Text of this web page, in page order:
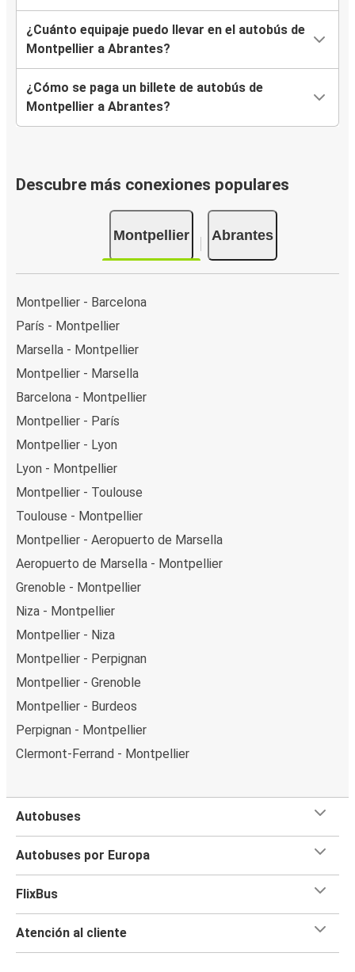
¿Cuánto equipaje puedo llevar en el autobús de
Montpellier a Abrantes?
¿Cómo se paga un billete de autobús de
Montpellier a Abrantes?
Descubre más conexiones populares
Montpellier Abrantes
Montpellier - Barcelona
París - Montpellier
Marsella - Montpellier
Montpellier - Marsella
Barcelona - Montpellier
Montpellier - París
Montpellier - Lyon
Lyon - Montpellier
Montpellier - Toulouse
Toulouse - Montpellier
Montpellier - Aeropuerto de Marsella
Aeropuerto de Marsella - Montpellier
Grenoble - Montpellier
Niza - Montpellier
Montpellier - Niza
Montpellier - Perpignan
Montpellier - Grenoble
Montpellier - Burdeos
Perpignan - Montpellier
Clermont-Ferrand - Montpellier
Autobuses
Autobuses por Europa
FlixBus
Atención al cliente